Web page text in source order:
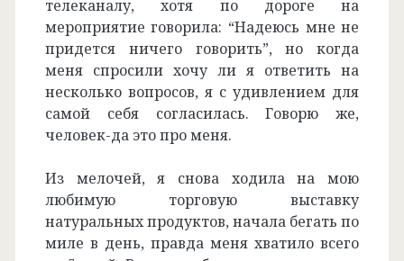
телеканалу, хотя по дороге на
мероприятие говорила: “Надеюсь мне не
придется ничего говорить”, но когда
меня спросили хочу ли я ответить на
несколько вопросов, я с удивлением для
самой себя согласилась. Говорю же,
человек-да это про меня.
Из мелочей, я снова ходила на мою
любимую торговую выставку
натуральных продуктов, начала бегать по
миле в день, правда меня хватило всего